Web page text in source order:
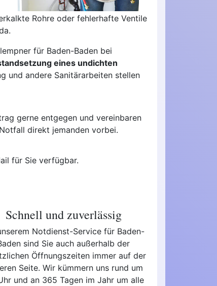
Rohre oder fehlerhafte Ventile
für Baden-Baden bei
eines undichten
und andere Sanitärarbeiten stellen
gerne entgegen und vereinbaren
direkt jemanden vorbei.
für Sie verfügbar.
Schnell und zuverlässig
Notdienst-Service für Baden-
sind Sie auch außerhalb der
Öffnungszeiten immer auf der
Seite. Wir kümmern uns rund um
und an 365 Tagen im Jahr um alle